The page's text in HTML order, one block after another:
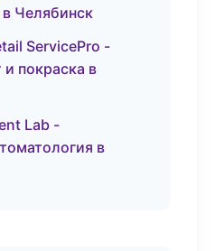
Челябинск
ServicePro -
покраска в
Lab -
в